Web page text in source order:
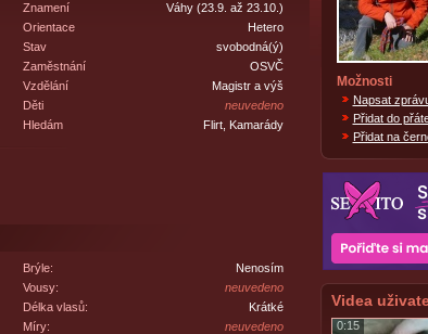
Znamení
Váhy (23.9. až 23.10.)
Orientace
Hetero
Stav
svobodná(ý)
Zaměstnání
OSVČ
Vzdělání
Magistr a výš
Děti
neuvedeno
Hledám
Flirt, Kamarády
Brýle:
Nenosím
Vousy:
neuvedeno
Délka vlasů:
Krátké
Míry:
neuvedeno
Možnosti
Napsat
Přidat do
Přidat na
Videa
0:15